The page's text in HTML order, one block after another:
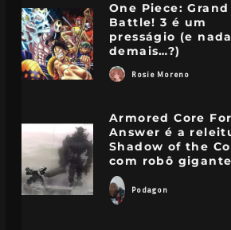
One Piece: Grand
Battle! 3 é um
presságio (e nada
demais…?)
Rosie Moreno
Armored Core For
Answer é a
Shadow of the
com robô gigante
Podagon